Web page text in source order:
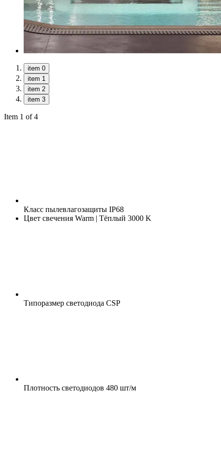
item 0
item 1
item 2
item 3
Item 1 of 4
Класс пылевлагозащиты IP68
Цвет свечения Warm | Тёплый 3000 K
Типоразмер светодиода CSP
Плотность светодиодов 480 шт/м